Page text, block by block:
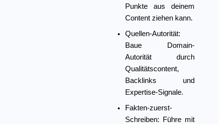
Punkte aus deinem
Content ziehen kann.
Quellen-Autorität:
Baue Domain-
Autorität durch
Qualitätscontent,
Backlinks und
Expertise-Signale.
Fakten-zuerst-
Schreiben: Führe mit